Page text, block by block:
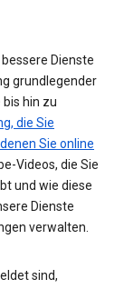
Dienste
grundlegender
hin zu
die Sie
Sie online
Videos, die Sie
und wie diese
Dienste
verwalten.
sind,